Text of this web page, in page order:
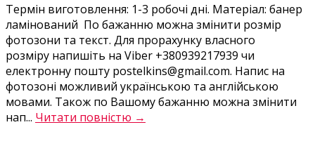
Термін виготовлення: 1-3 робочі дні. Матеріал: банер
ламінований По бажанню можна змінити розмір
фотозони та текст. Для прорахунку власного
розміру напишіть на Viber +380939217939 чи
електронну пошту postelkins@gmail.com. Напис на
фотозоні можливий українською та англійською
мовами. Також по Вашому бажанню можна змінити
нап... Читати повністю →